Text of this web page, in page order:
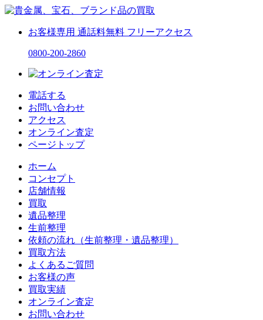
お客様専用 通話料無料 フリーアクセス
0800-200-2860
電話する
お問い合わせ
アクセス
オンライン査定
ページトップ
ホーム
コンセプト
店舗情報
買取
遺品整理
生前整理
依頼の流れ（生前整理・遺品整理）
買取方法
よくあるご質問
お客様の声
買取実績
オンライン査定
お問い合わせ